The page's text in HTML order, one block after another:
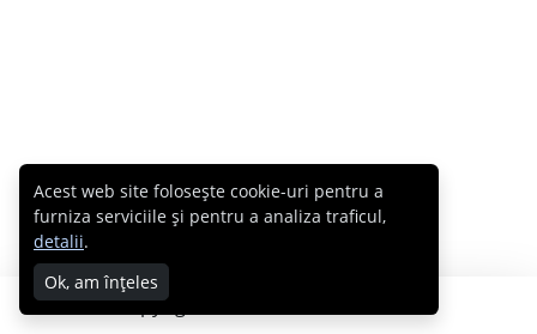
Copyright © 2007 - 2026 Cabral.ro
Acest web site folosește cookie-uri pentru a
furniza serviciile și pentru a analiza traficul,
detalii.
Ok, am înțeles